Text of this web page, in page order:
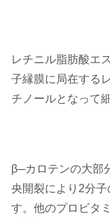
レチニル脂肪酸エ
子縁膜に局在する
チノールとなって
β─カロテンの大部
央開裂により2分
す。他のプロビタ